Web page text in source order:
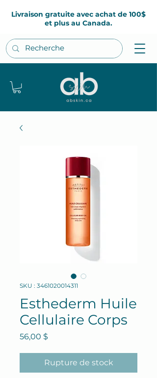
Livraison gratuite avec achat de 100$
et plus au Canada.
SKU : 3461020014311
Esthederm Huile
Cellulaire Corps
56,00 $
Rupture de stock